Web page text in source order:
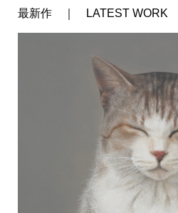
最新作 ｜ LATEST WORK